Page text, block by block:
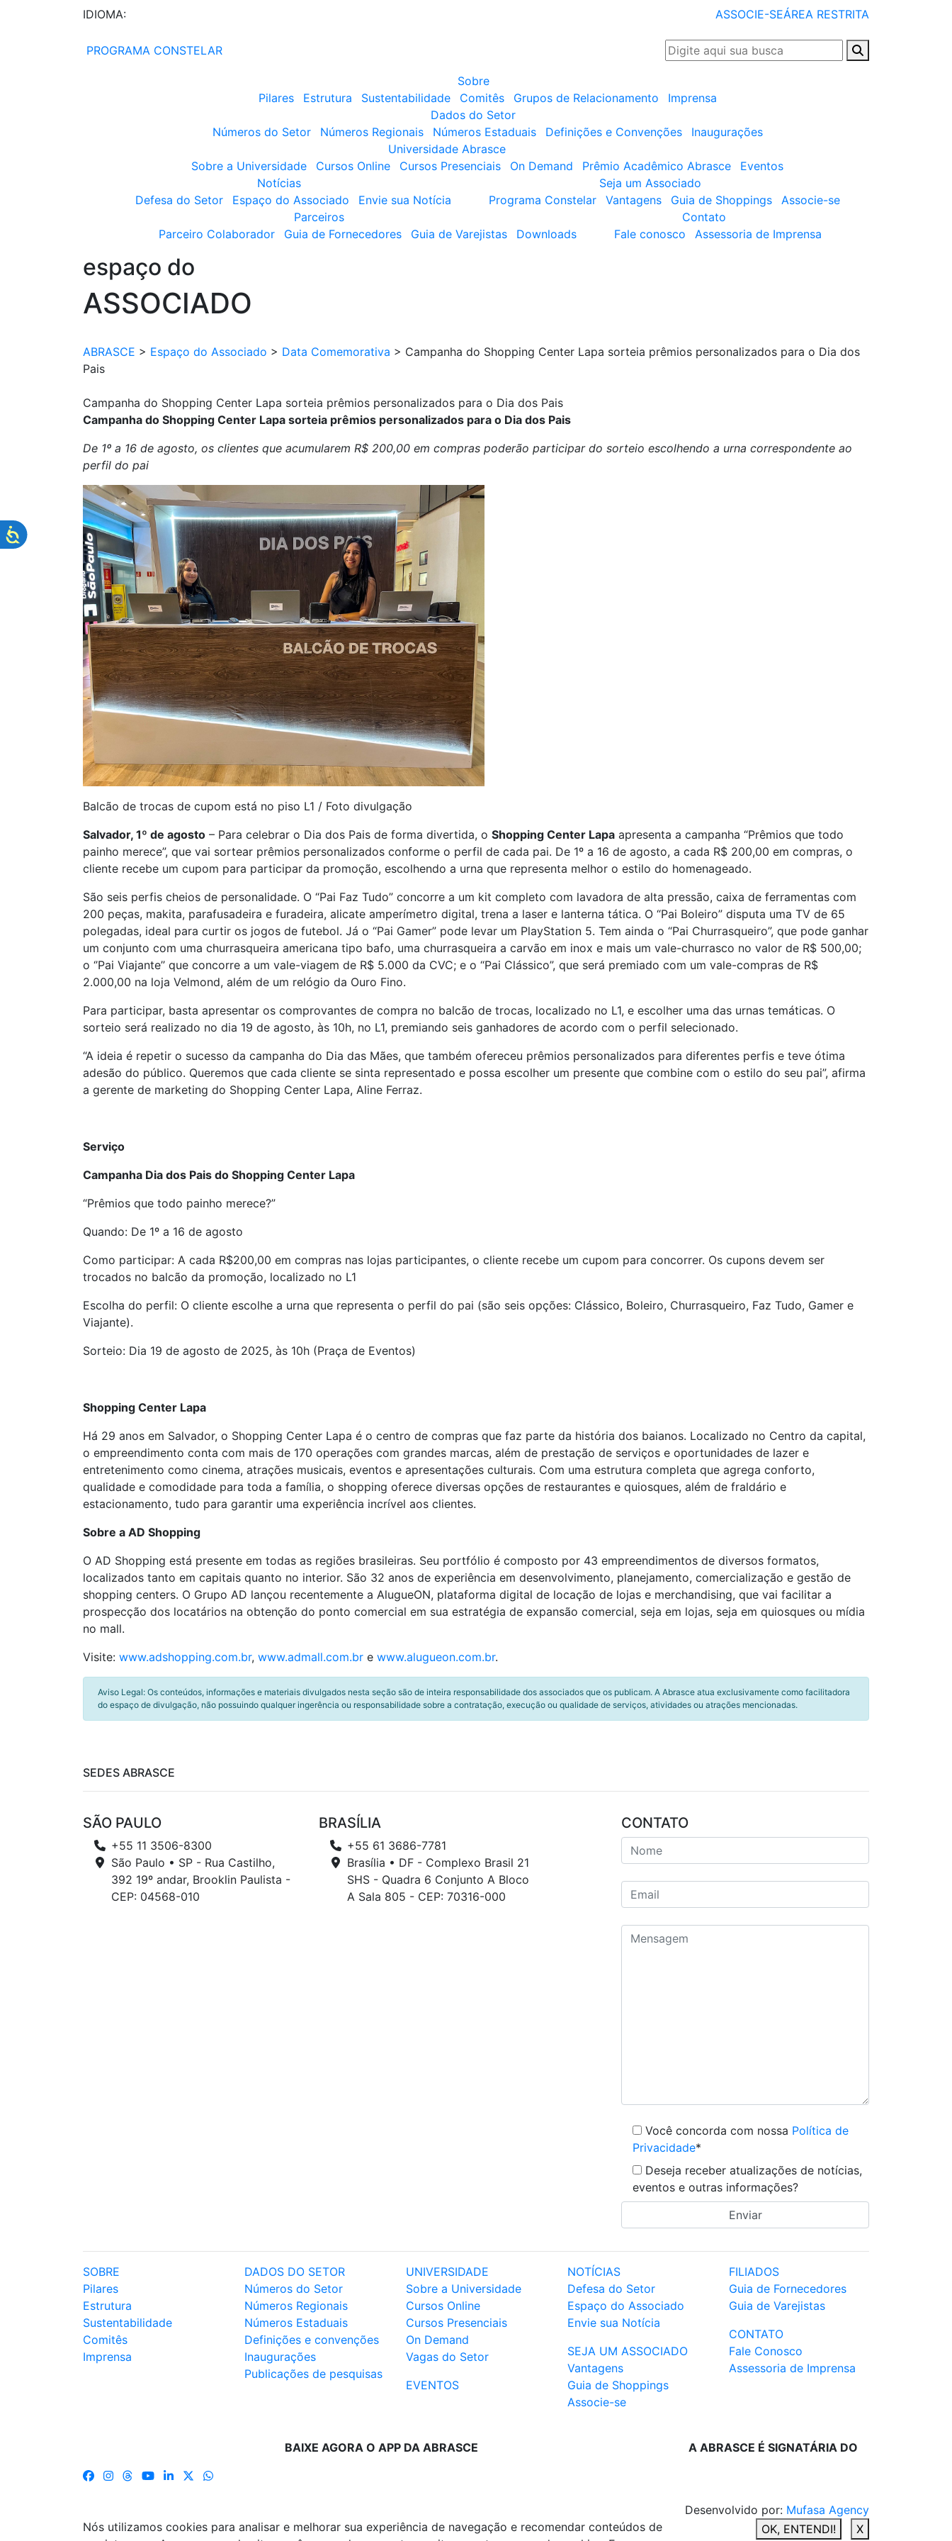
IDIOMA: ASSOCIE-SEÁREA RESTRITA
PROGRAMA CONSTELAR
Sobre
Pilares
Estrutura Sustentabilidade Comitês Grupos de Relacionamento
Imprensa
Dados do Setor
Números do Setor
Números Regionais Números Estaduais Definições e Convenções
Inaugurações
Universidade Abrasce
Sobre a Universidade
Cursos Online Cursos Presenciais On Demand Prêmio Acadêmico Abrasce
Eventos
Notícias
Defesa do Setor
Espaço do Associado Envie sua Notícia
Seja um Associado
Programa Constelar
Vantagens Guia de Shoppings
Associe-se
Parceiros
Parceiro Colaborador
Guia de Fornecedores Guia de Varejistas Downloads
Contato
Fale conosco
Assessoria de Imprensa
espaço do
ASSOCIADO
ABRASCE > Espaço do Associado > Data Comemorativa > Campanha do Shopping Center Lapa sorteia prêmios personalizados para o Dia dos
Pais
Campanha do Shopping Center Lapa sorteia prêmios personalizados para o Dia dos Pais
Campanha do Shopping Center Lapa sorteia prêmios personalizados para o Dia dos Pais
De 1º a 16 de agosto, os clientes que acumularem R$ 200,00 em compras poderão participar do sorteio escolhendo a urna correspondente ao
perfil do pai
Balcão de trocas de cupom está no piso L1 / Foto divulgação
Salvador, 1º de agosto – Para celebrar o Dia dos Pais de forma divertida, o Shopping Center Lapa apresenta a campanha “Prêmios que todo
painho merece”, que vai sortear prêmios personalizados conforme o perfil de cada pai. De 1º a 16 de agosto, a cada R$ 200,00 em compras, o
cliente recebe um cupom para participar da promoção, escolhendo a urna que representa melhor o estilo do homenageado.
São seis perfis cheios de personalidade. O “Pai Faz Tudo” concorre a um kit completo com lavadora de alta pressão, caixa de ferramentas com
200 peças, makita, parafusadeira e furadeira, alicate amperímetro digital, trena a laser e lanterna tática. O “Pai Boleiro” disputa uma TV de 65
polegadas, ideal para curtir os jogos de futebol. Já o “Pai Gamer” pode levar um PlayStation 5. Tem ainda o “Pai Churrasqueiro”, que pode ganhar
um conjunto com uma churrasqueira americana tipo bafo, uma churrasqueira a carvão em inox e mais um vale-churrasco no valor de R$ 500,00;
o ‘’Pai Viajante’’ que concorre a um vale-viagem de R$ 5.000 da CVC; e o “Pai Clássico”, que será premiado com um vale-compras de R$
2.000,00 na loja Velmond, além de um relógio da Ouro Fino.
Para participar, basta apresentar os comprovantes de compra no balcão de trocas, localizado no L1, e escolher uma das urnas temáticas. O
sorteio será realizado no dia 19 de agosto, às 10h, no L1, premiando seis ganhadores de acordo com o perfil selecionado.
“A ideia é repetir o sucesso da campanha do Dia das Mães, que também ofereceu prêmios personalizados para diferentes perfis e teve ótima
adesão do público. Queremos que cada cliente se sinta representado e possa escolher um presente que combine com o estilo do seu pai”, afirma
a gerente de marketing do Shopping Center Lapa, Aline Ferraz.
Serviço
Campanha Dia dos Pais do Shopping Center Lapa
“Prêmios que todo painho merece?”
Quando: De 1º a 16 de agosto
Como participar: A cada R$200,00 em compras nas lojas participantes, o cliente recebe um cupom para concorrer. Os cupons devem ser
trocados no balcão da promoção, localizado no L1
Escolha do perfil: O cliente escolhe a urna que representa o perfil do pai (são seis opções: Clássico, Boleiro, Churrasqueiro, Faz Tudo, Gamer e
Viajante).
Sorteio: Dia 19 de agosto de 2025, às 10h (Praça de Eventos)
Shopping Center Lapa
Há 29 anos em Salvador, o Shopping Center Lapa é o centro de compras que faz parte da história dos baianos. Localizado no Centro da capital,
o empreendimento conta com mais de 170 operações com grandes marcas, além de prestação de serviços e oportunidades de lazer e
entretenimento como cinema, atrações musicais, eventos e apresentações culturais. Com uma estrutura completa que agrega conforto,
qualidade e comodidade para toda a família, o shopping oferece diversas opções de restaurantes e quiosques, além de fraldário e
estacionamento, tudo para garantir uma experiência incrível aos clientes.
Sobre a AD Shopping
O AD Shopping está presente em todas as regiões brasileiras. Seu portfólio é composto por 43 empreendimentos de diversos formatos,
localizados tanto em capitais quanto no interior. São 32 anos de experiência em desenvolvimento, planejamento, comercialização e gestão de
shopping centers. O Grupo AD lançou recentemente a AlugueON, plataforma digital de locação de lojas e merchandising, que vai facilitar a
prospecção dos locatários na obtenção do ponto comercial em sua estratégia de expansão comercial, seja em lojas, seja em quiosques ou mídia
no mall.
Visite: www.adshopping.com.br, www.admall.com.br e www.alugueon.com.br.
Aviso Legal: Os conteúdos, informações e materiais divulgados nesta seção são de inteira responsabilidade dos associados que os publicam. A Abrasce atua exclusivamente como facilitadora
do espaço de divulgação, não possuindo qualquer ingerência ou responsabilidade sobre a contratação, execução ou qualidade de serviços, atividades ou atrações mencionadas.
SEDES ABRASCE
SÃO PAULO
+55 11 3506-8300
São Paulo • SP - Rua Castilho,
392 19º andar, Brooklin Paulista -
CEP: 04568-010
BRASÍLIA
+55 61 3686-7781
Brasília • DF - Complexo Brasil 21
SHS - Quadra 6 Conjunto A Bloco
A Sala 805 - CEP: 70316-000
CONTATO
Você concorda com nossa Política de
Privacidade*
Deseja receber atualizações de notícias,
eventos e outras informações?
SOBRE
Pilares
Estrutura
Sustentabilidade
Comitês
Imprensa
DADOS DO SETOR
Números do Setor
Números Regionais
Números Estaduais
Definições e convenções
Inaugurações
Publicações de pesquisas
UNIVERSIDADE
Sobre a Universidade
Cursos Online
Cursos Presenciais
On Demand
Vagas do Setor
EVENTOS
NOTÍCIAS
Defesa do Setor
Espaço do Associado
Envie sua Notícia
SEJA UM ASSOCIADO
Vantagens
Guia de Shoppings
Associe-se
FILIADOS
Guia de Fornecedores
Guia de Varejistas
CONTATO
Fale Conosco
Assessoria de Imprensa
BAIXE AGORA O APP DA ABRASCE A ABRASCE É SIGNATÁRIA DO
Desenvolvido por: Mufasa Agency
Nós utilizamos cookies para analisar e melhorar sua experiência de navegação e recomendar conteúdos de
OK, ENTENDI! X